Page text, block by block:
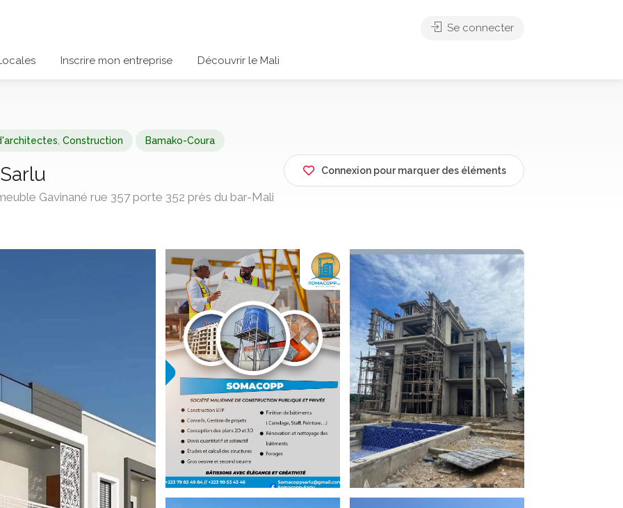
Inscrire mon entreprise Découvrir le Mali
Se connecter
Construction Bamako-Coura
Gavinané rue 357 porte 352 près du bar-Mali
Connexion pour marquer des éléments